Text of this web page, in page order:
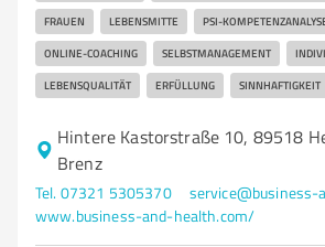
FRAUEN LEBENSMITTE PSI-
ONLINE-COACHING SELBSTMANAGEMENT
LEBENSQUALITÄT ERFÜLLUNG SINNHAFTIGKEIT
Hintere Kastorstraße 10, 89518
Brenz
Tel. 07321 5305370
service@business-
www.business-and-health.com/